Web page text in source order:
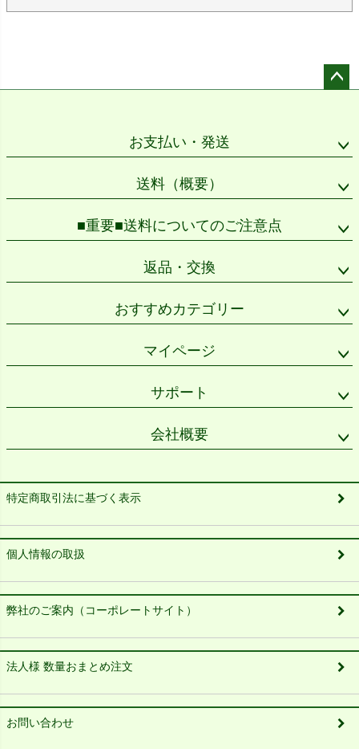
お支払い・発送
送料（概要）
■重要■送料についてのご注意点
返品・交換
おすすめカテゴリー
マイページ
サポート
会社概要
特定商取引法に基づく表示
個人情報の取扱
弊社のご案内（コーポレートサイト）
法人様 数量おまとめ注文
お問い合わせ